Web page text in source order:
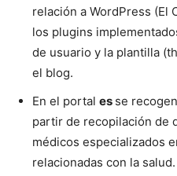
relación a WordPress (El
los plugins
de usuario y la plantilla
el blog.
En el portal es se
partir de recopilación de
médicos especializados
relacionadas con la salud.